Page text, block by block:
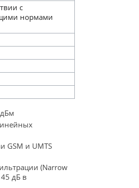
с
нормами
GSM и UMTS
(Narrow
дБ в